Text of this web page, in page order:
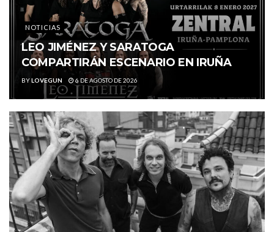
NOTICIAS
LEO JIMÉNEZ Y SARATOGA
COMPARTIRÁN ESCENARIO EN IRUÑA
BYLOVEGUN 6 DE AGOSTO DE 2026